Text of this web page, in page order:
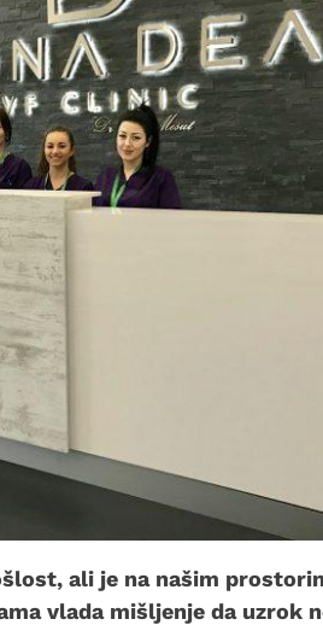
ali je na našim
vlada mišljenje da uzrok